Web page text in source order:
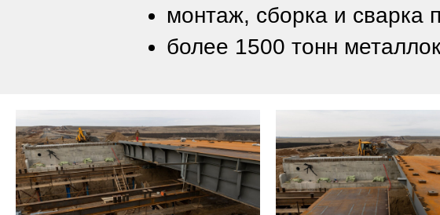
монтаж, сборка и сварка
более 1500 тонн